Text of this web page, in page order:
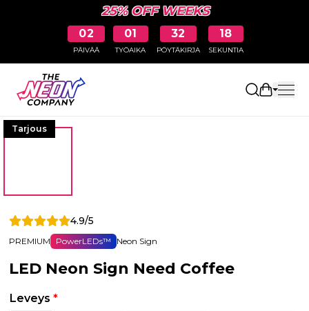
25% OFF WEEKS
02
PÄIVÄÄ
01
TYÖAIKA
32
PÖYTÄKIRJA
17
SEKUNTIA
Avaa
Tarjous
4.9/5
PREMIUM PowerLEDs™ Neon Sign
LED Neon Sign Need Coffee
Leveys *